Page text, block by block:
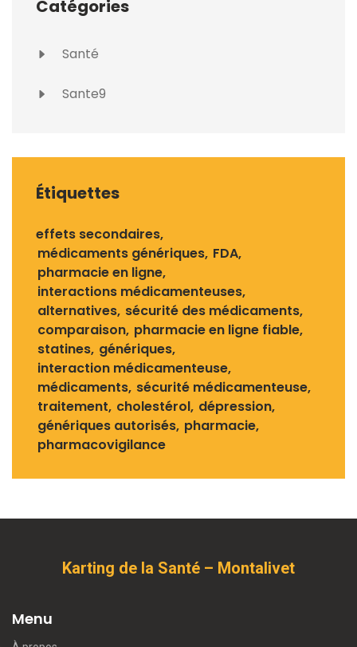
Catégories
Santé
Sante9
Étiquettes
effets secondaires
médicaments génériques FDA
pharmacie en ligne
interactions médicamenteuses
alternatives sécurité des médicaments
comparaison pharmacie en ligne fiable
statines génériques
interaction médicamenteuse
médicaments sécurité médicamenteuse
traitement cholestérol dépression
génériques autorisés pharmacie
pharmacovigilance
Karting de la Santé – Montalivet
Menu